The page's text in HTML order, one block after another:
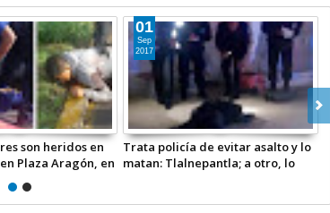
son heridos en
Plaza Aragón, en
Trata policía de evitar asalto y lo
matan: Tlalnepantla; a otro, lo
01
Sep
2017